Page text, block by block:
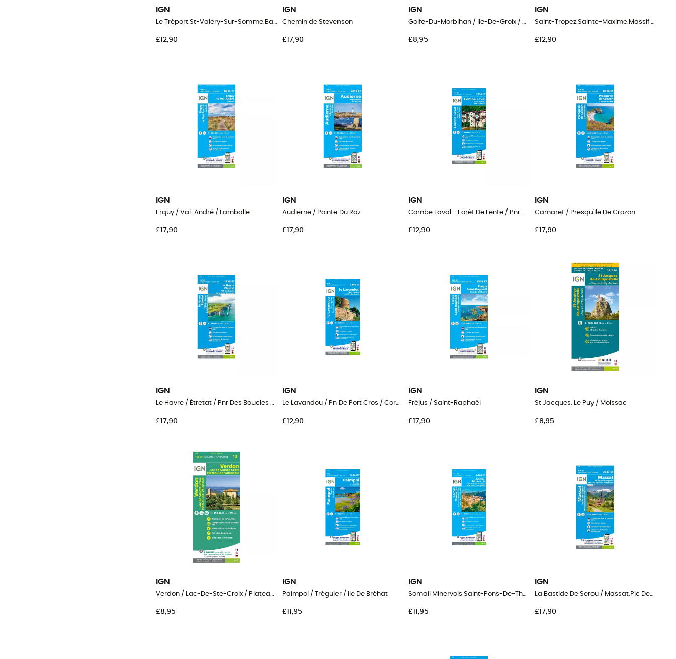
IGN
Le Tréport.St-Valery-Sur-Somme.Baie De Somme
£12,90
IGN
Chemin de Stevenson
£17,90
IGN
Golfe-Du-Morbihan / Ile-De-Groix / Belle-Ile / Presqu'Île-De-Quiberon
£8,95
IGN
Saint-Tropez.Sainte-Maxime.Massif Des Maures
£12,90
IGN
Erquy / Val-André / Lamballe
£17,90
IGN
Audierne / Pointe Du Raz
£17,90
IGN
Combe Laval - Forêt De Lente / Pnr Du Vercors
£12,90
IGN
Camaret / Presqu'Ile De Crozon
£17,90
IGN
Le Havre / Étretat / Pnr Des Boucles De La Seine Normande
£17,90
IGN
Le Lavandou / Pn De Port Cros / Corniche Des Maures
£12,90
IGN
Fréjus / Saint-Raphaël
£17,90
IGN
St Jacques. Le Puy / Moissac
£8,95
IGN
Verdon / Lac-De-Ste-Croix / Plateau-De-Valensole
£8,95
IGN
Paimpol / Tréguier / Ile De Bréhat
£11,95
IGN
Somail Minervois Saint-Pons-De-Thomières.Pnr Du Haut Languedoc
£11,95
IGN
La Bastide De Serou / Massat.Pic Des Trois Seigneurs.Pnr Des Pyrénées-Ariégeoises
£17,90